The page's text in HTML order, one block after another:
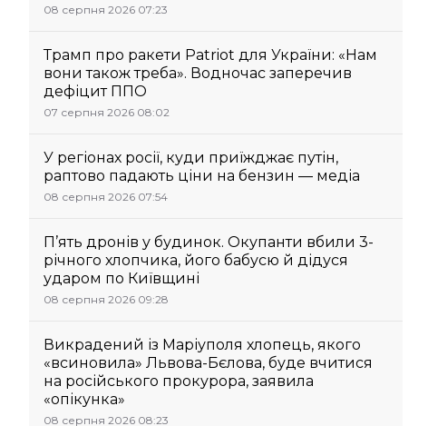
08 серпня 2026 07:23
Трамп про ракети Patriot для України: «Нам
вони також треба». Водночас заперечив
дефіцит ППО
07 серпня 2026 08:02
У регіонах росії, куди приїжджає путін,
раптово падають ціни на бензин — медіа
08 серпня 2026 07:54
П’ять дронів у будинок. Окупанти вбили 3-
річного хлопчика, його бабусю й дідуся
ударом по Київщині
08 серпня 2026 09:28
Викрадений із Маріуполя хлопець, якого
«всиновила» Львова-Бєлова, буде вчитися
на російського прокурора, заявила
«опікунка»
08 серпня 2026 08:23